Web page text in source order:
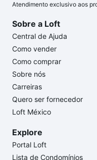
Atendimento exclusivo aos
Sobre a Loft
Central de Ajuda
Como vender
Como comprar
Sobre nós
Carreiras
Quero ser fornecedor
Loft México
Explore
Portal Loft
Lista de Condomínios